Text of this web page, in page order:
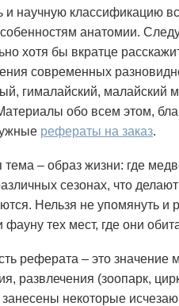
и научную классификацию
анатомии.
хотя бы вкратце
современных
гималайский, малайский
обо всем этом,
рефераты на заказ.
– образ жизни: где
сезонах, что
Нельзя не упомянуть и
тех мест, где они
реферата – это значение
развлечения (зоопарк,
занесены некоторые